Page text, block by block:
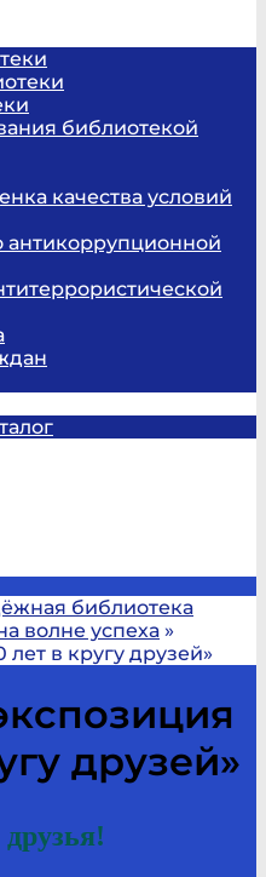
библиотекой
качества условий
библиотека
волне успеха »
лет в кругу друзей»
друзей»
друзья!